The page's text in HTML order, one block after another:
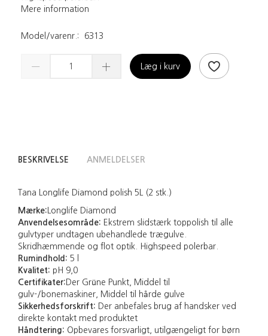
Mere information
Model/varenr.: 6313
Læg i kurv
BESKRIVELSE ANMELDELSER
Tana Longlife Diamond polish 5L (2 stk.)
Mærke: Longlife Diamond
Anvendelsesområde: Ekstrem slidstærk toppolish til alle
gulvtyper undtagen ubehandlede trægulve.
Skridhæmmende og flot optik. Highspeed polerbar.
Rumindhold: 5 l
Kvalitet: pH 9,0
Certifikater: Der Grüne Punkt, Middel til
gulv-/bonemaskiner, Middel til hårde gulve
Sikkerhedsforskrift: Der anbefales brug af handsker ved
direkte kontakt med produktet
Håndtering: Opbevares forsvarligt, utilgængeligt for børn